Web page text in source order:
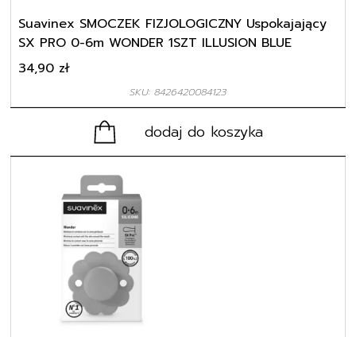
Suavinex SMOCZEK FIZJOLOGICZNY Uspokajający
SX PRO 0-6m WONDER 1SZT ILLUSION BLUE
SKU: 8426420084123
34,90 zł
dodaj do koszyka